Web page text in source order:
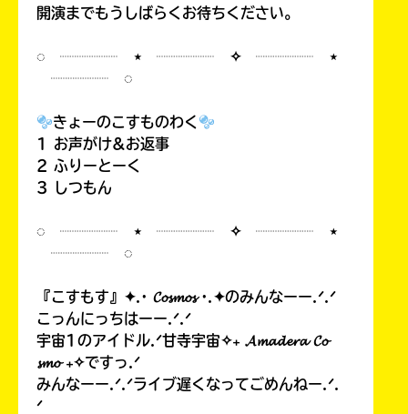
開演までもうしばらくお待ちください。
◌ ┈┈┈┈ ⋆ ┈┈┈┈ ✧ ┈┈┈┈ ⋆
┈┈┈┈ ◌
きょーのこすものわく
1 お声がけ&お返事
2 ふりーとーく
3 しつもん
◌ ┈┈┈┈ ⋆ ┈┈┈┈ ✧ ┈┈┈┈ ⋆
┈┈┈┈ ◌
『こすもす』✦.· 𝓒𝓸𝓼𝓶𝓸𝓼 ·.✦のみんなーー.ᐟ.ᐟ
こっんにっちはーー.ᐟ.ᐟ
宇宙1のアイドル.ᐟ甘寺宇宙✧₊ 𝓐𝓶𝓪𝓭𝓮𝓻𝓪 𝓒𝓸
𝓼𝓶𝓸 ₊✧ですっ.ᐟ
みんなーー.ᐟ.ᐟライブ遅くなってごめんねー.ᐟ.
ᐟ